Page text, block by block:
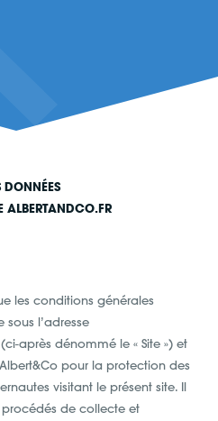
DONNÉES
ALBERTANDCO.FR
les conditions générales
sous l’adresse
après dénommé le « Site ») et
pour la protection des
visitant le présent site. Il
de collecte et